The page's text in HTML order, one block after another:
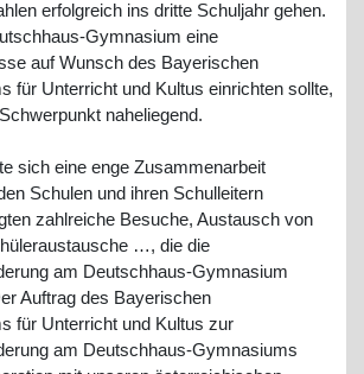
erfolgreich ins dritte Schuljahr gehen.
Gymnasium eine
auf Wunsch des Bayerischen
für Unterricht und Kultus einrichten sollte,
naheliegend.
sich eine enge Zusammenarbeit
Schulen und ihren Schulleitern
zahlreiche Besuche, Austausch von
…, die die
am Deutschhaus-Gymnasium
Auftrag des Bayerischen
für Unterricht und Kultus zur
am Deutschhaus-Gymnasiums